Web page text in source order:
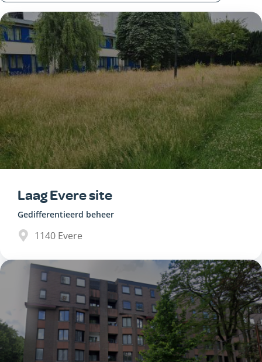
Laag Evere site
Gedifferentieerd beheer
1140 Evere